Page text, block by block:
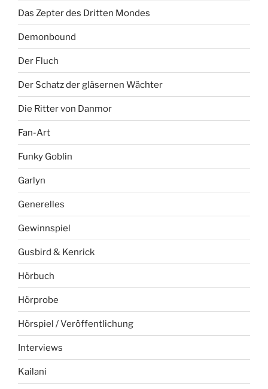
Das Zepter des Dritten Mondes
Demonbound
Der Fluch
Der Schatz der gläsernen Wächter
Die Ritter von Danmor
Fan-Art
Funky Goblin
Garlyn
Generelles
Gewinnspiel
Gusbird & Kenrick
Hörbuch
Hörprobe
Hörspiel / Veröffentlichung
Interviews
Kailani